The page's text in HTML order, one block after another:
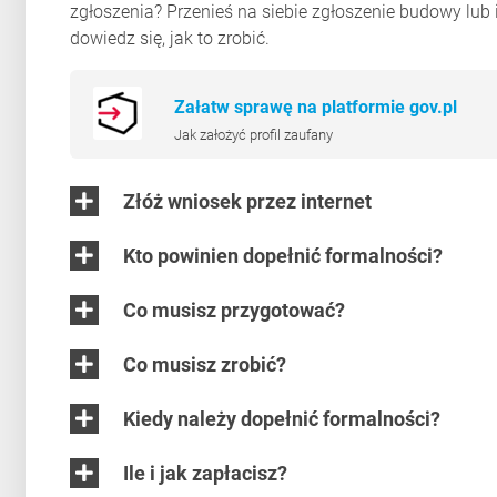
zgłoszenia? Przenieś na siebie zgłoszenie budowy
dowiedz się, jak to zrobić.
Załatw sprawę na platformie gov.pl
Jak założyć profil zaufany
Złóż wniosek przez internet
Kto powinien dopełnić formalności?
Co musisz przygotować?
Co musisz zrobić?
Kiedy należy dopełnić formalności?
Ile i jak zapłacisz?